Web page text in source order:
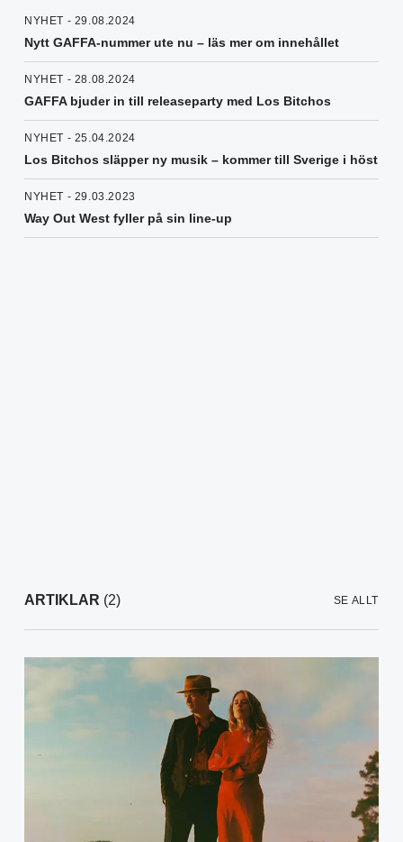
NYHET - 29.08.2024
Nytt GAFFA-nummer ute nu – läs mer om innehållet
NYHET - 28.08.2024
GAFFA bjuder in till releaseparty med Los Bitchos
NYHET - 25.04.2024
Los Bitchos släpper ny musik – kommer till Sverige i höst
NYHET - 29.03.2023
Way Out West fyller på sin line-up
ARTIKLAR (2) SE ALLT